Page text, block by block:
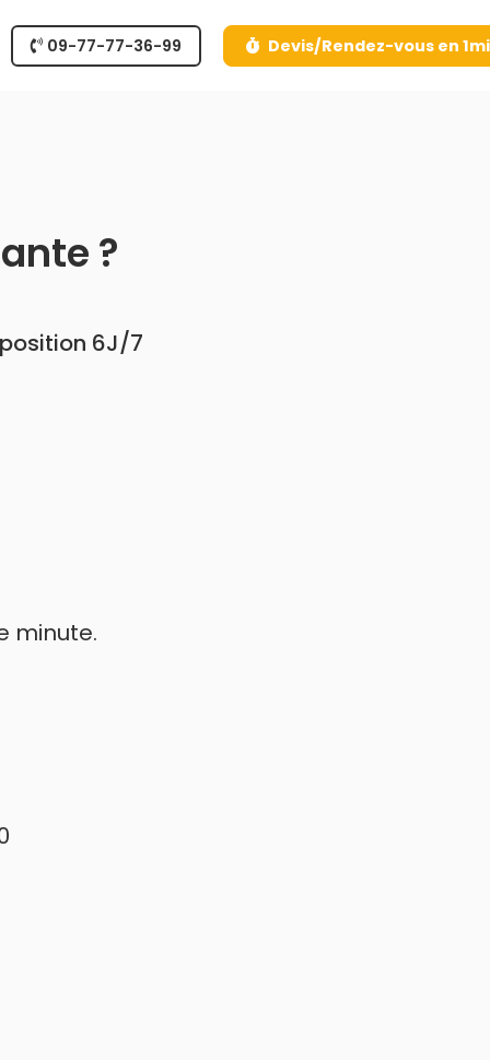
09-77-77-36-99 Devis/Rendez-vous en
?
6J/7
minute.